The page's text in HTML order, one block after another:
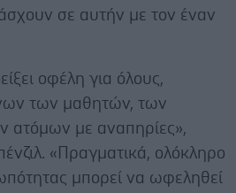
σε αυτήν με τον έναν
οφέλη για όλους,
των μαθητών, των
ατόμων με αναπηρίες»,
«Πραγματικά, ολόκληρο
μπορεί να ωφεληθεί